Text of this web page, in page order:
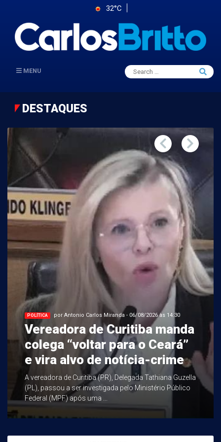
32°C
MENU
Search
for:
Search
DESTAQUES
POLÍTICA por Antonio Carlos Miranda - 06/08/2026 às 14:30
Vereadora de Curitiba manda
colega “voltar para o Ceará”
e vira alvo de notícia-crime
A vereadora de Curitiba (PR), Delegada Tathiana Guzella
(PL), passou a ser investigada pelo Ministério Público
Federal (MPF) após uma ...